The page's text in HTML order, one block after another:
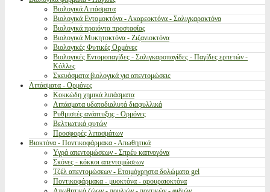
Βιολογικά Λιπάσματα
Βιολογικά Εντομοκτόνα - Ακαρεοκτόνα - Σαλιγκαροκτόνα
Βιολογικά προιόντα προστασίας
Βιολογικά Μυκητοκτόνα - Ζιζανιοκτόνα
Βιολογικές Φυτικές Ορμόνες
Βιολογικές Εντομοπαγίδες - Σαλιγκαροπαγίδες - Παγίδες ερπετών -
Κόλλες
Σκευάσματα βιολογικά για απεντομώσεις
Λιπάσματα - Ορμόνες
Κοκκώδη χημικά λιπάσματα
Λιπάσματα υδατοδιαλυτά διαφυλλικά
Ρυθμιστές ανάπτυξης - Ορμόνες
Βελτιωτικά φυτών
Προσφορές λιπασμάτων
Βιοκτόνα - Ποντικοφάρμακα - Απωθητικά
Υγρά απεντομώσεων - Σπρέυ καπνογόνα
Σκόνες - κόκκοι απεντομώσεων
Τζέλ απεντομώσεων - Ετοιμόχρηστα δολώματα gel
Ποντικοφάρμακα - μυοκτόνα - αρουραιοκτόνα